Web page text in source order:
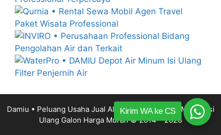
Damiu • Peluang Usaha Jual Alat Mesin Depot Air Minum Isi
Ulang Galon Harga Murah© 2014 – 2026
Kirim WA ke CS